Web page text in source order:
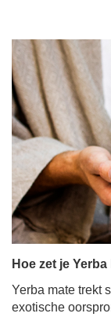
Hoe zet je
Yerba mate trekt
exotische